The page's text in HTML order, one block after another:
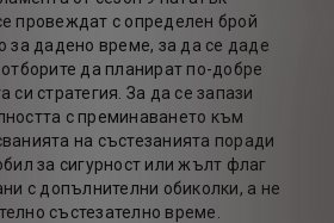
провеждат с определен брой
за дадено време, за да се даде
да планират по-добре
си стратегия. За да се запази
с преминаването към
на състезанията поради
за сигурност или жълт флаг
с допълнителни обиколки, а не
състезателно време.